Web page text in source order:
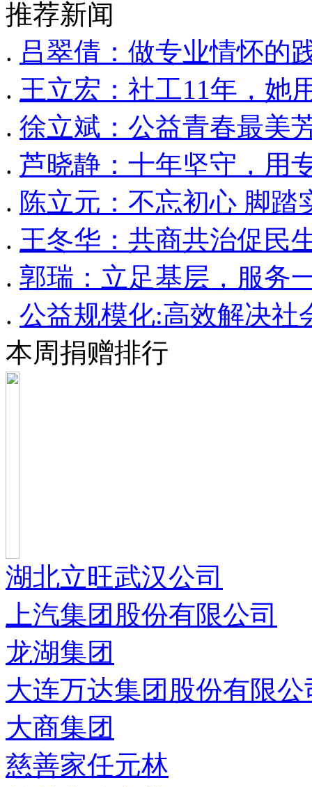
推荐新闻
. 吕翠倩：做专业情怀的
. 王立宏：社工11年，她
. 徐立斌：公益青春最美
. 芦晓静：十年坚守，用
. 陈立元：不忘初心 脚踏
. 王冬华：共商共治促民
. 郭瑞：立足基层，服务
. 公益规模化:高效解决社
本周捐赠排行
湖北立旺武汉公司
上汽集团股份有限公司
龙湖集团
大连万达集团股份有限公
大商集团
慈善家任元林